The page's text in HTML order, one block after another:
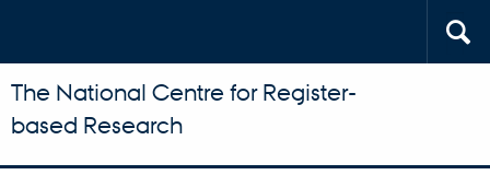
The National Centre for Register-
based Research